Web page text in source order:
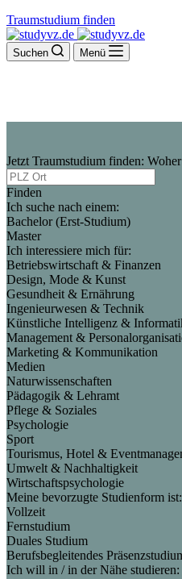
Traumstudium finden
Suchen Menü
Jetzt Traumstudium finden:
Finden
Ich suche nach einem:
Bachelor (Erst-Studium)
Master
Ich interessiere mich für:
Betriebswirtschaft & Finanzen
Design, Mode & Kunst
Gesundheit & Ernährung
Ingenieurwesen & Technik
Künstliche Intelligenz &
Management &
Marketing & Kommunikation
Medien
Naturwissenschaften
Pädagogik & Lehramt
Pflege & Soziales
Psychologie
Sport
Tourismus, Hotel &
Umwelt & Nachhaltigkeit
Wirtschaftspsychologie
Meine bevorzugte Studienform ist:
Vollzeit
Fernstudium
Duales Studium
Berufsbegleitendes
Ich will in / in der Nähe studieren: